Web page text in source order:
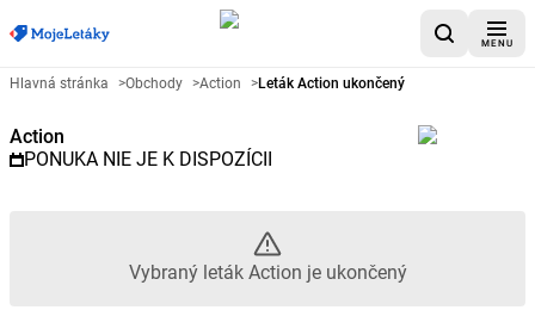
MENU
Reklamný leták Action -
Hlavná stránka >Obchody >Action >Leták Action ukončený
Action
PONUKA NIE JE K DISPOZÍCII
Vybraný leták Action je ukončený